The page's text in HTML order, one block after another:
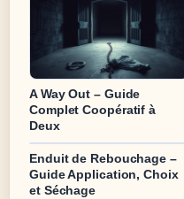
A Way Out – Guide
Complet Coopératif à
Deux
Enduit de Rebouchage –
Guide Application, Choix
et Séchage